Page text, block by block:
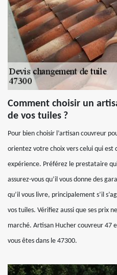
Comment choisir un
de vos tuiles ?
Pour bien choisir l’artisan couvreur
orientez votre choix vers celui qui est
expérience. Préférez le prestataire
assurez-vous qu’il vous donne des
qu’il vous livre, principalement s’il
vos tuiles. Vérifiez aussi que ses prix
marché. Artisan Hucher couvreur 47
vous êtes dans le 47300.